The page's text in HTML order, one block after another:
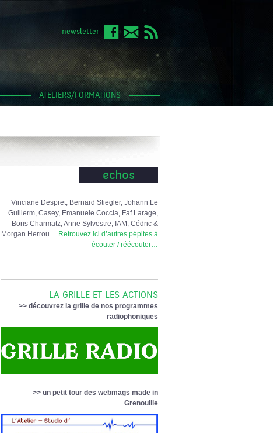
newsletter
ATELIERS/FORMATIONS
echos
Vinciane Despret, Bernard Stiegler, Johann Le
Guillerm, Casey, Emanuele Coccia, Faf Larage,
Boris Charmatz, Anne Sylvestre, IAM, Cédric &
Morgan Herrou… Retrouvez ici d’autres pépites à
écouter / réécouter…
LA GRILLE ET LES ACTIONS
>> découvrez la grille de nos programmes
radiophoniques
>> un petit tour des webmags made in
Grenouille